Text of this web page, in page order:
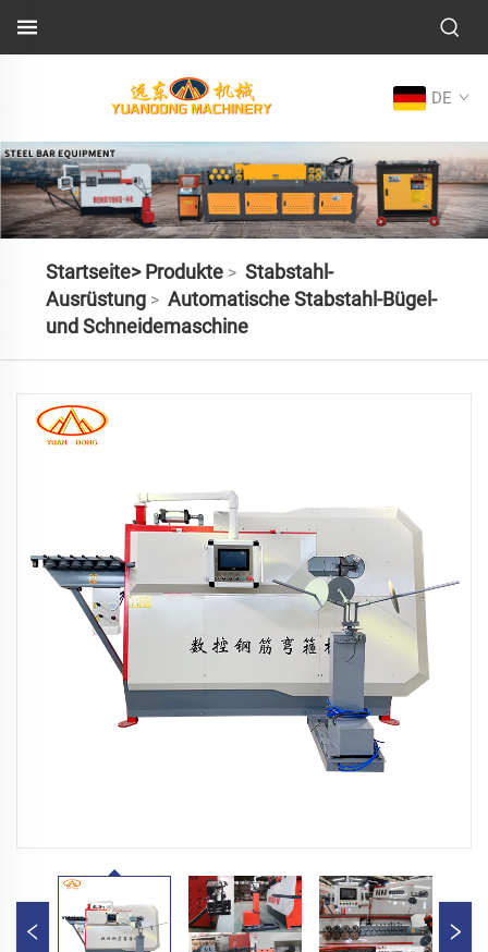
DE
Startseite> Produkte> Stabstahl-
Ausrüstung> Automatische Stabstahl-Bügel-
und Schneidemaschine